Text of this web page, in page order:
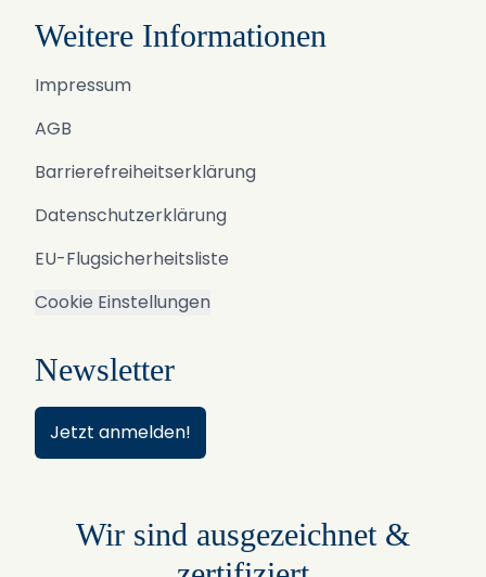
Weitere Informationen
Impressum
AGB
Barrierefreiheitserklärung
Datenschutzerklärung
EU-Flugsicherheitsliste
Cookie Einstellungen
Newsletter
Jetzt anmelden!
Wir sind ausgezeichnet &